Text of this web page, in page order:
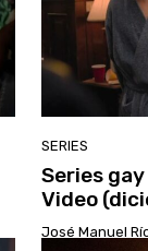
SERIES
Series
Video
José Manuel